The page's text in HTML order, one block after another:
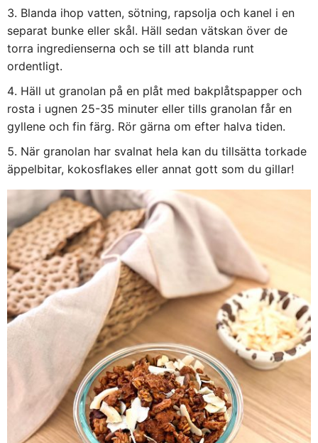
Blanda ihop vatten, sötning, rapsolja och kanel i en
separat bunke eller skål. Häll sedan vätskan över de
torra ingredienserna och se till att blanda runt
ordentligt.
Häll ut granolan på en plåt med bakplåtspapper och
rosta i ugnen 25-35 minuter eller tills granolan får en
gyllene och fin färg. Rör gärna om efter halva tiden.
När granolan har svalnat hela kan du tillsätta torkade
äppelbitar, kokosflakes eller annat gott som du gillar!